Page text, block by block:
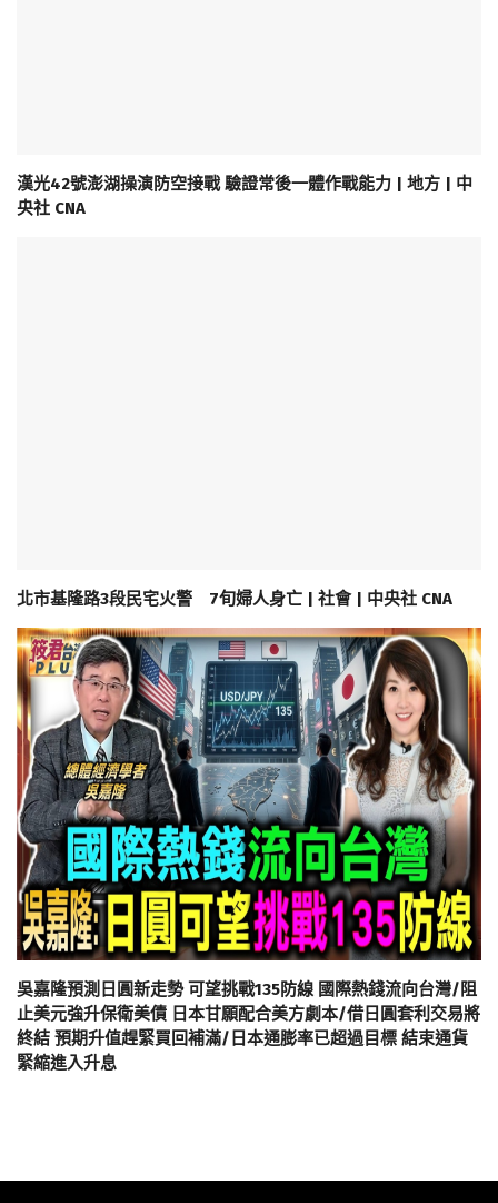
漢光42號澎湖操演防空接戰 驗證常後一體作戰能力 | 地方 | 中
央社 CNA
北市基隆路3段民宅火警 7旬婦人身亡 | 社會 | 中央社 CNA
吳嘉隆預測日圓新走勢 可望挑戰135防線 國際熱錢流向台灣/阻
止美元強升保衛美債 日本甘願配合美方劇本/借日圓套利交易將
終結 預期升值趕緊買回補滿/日本通膨率已超過目標 結束通貨
緊縮進入升息